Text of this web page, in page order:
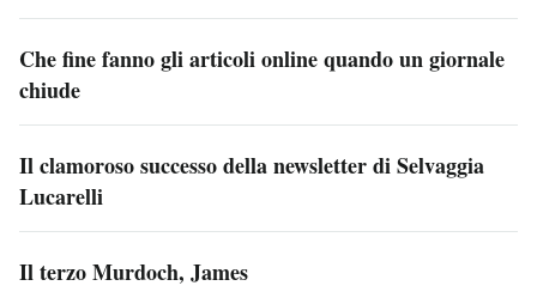
Che fine fanno gli articoli online quando un giornale
chiude
Il clamoroso successo della newsletter di Selvaggia
Lucarelli
Il terzo Murdoch, James